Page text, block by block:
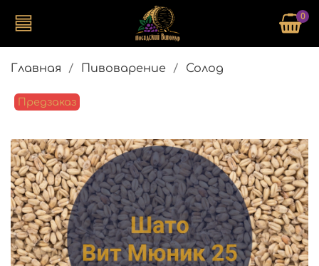
0
Главная Пивоварение Солод
Предзаказ